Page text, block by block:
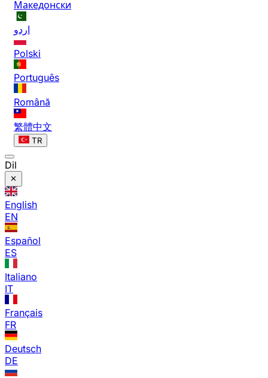
Македонски
اردو
Polski
Português
Română
繁體中文
TR
Dil
English
EN
Español
ES
Italiano
IT
Français
FR
Deutsch
DE